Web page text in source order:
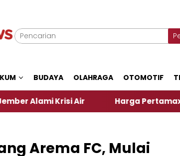
BUDAYA OLAHRAGA OTOMOTIF
Air Harga Pertamax Turun Per
Arema FC, Mulai